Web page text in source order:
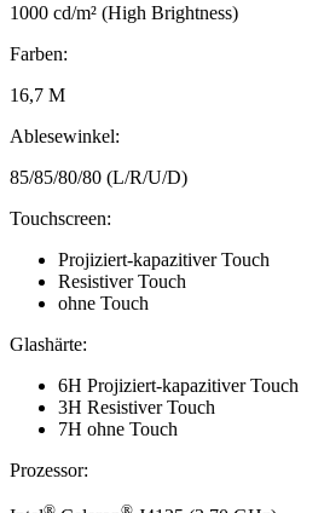
1000 cd/m² (High Brightness)
Farben:
16,7 M
Ablesewinkel:
85/85/80/80 (L/R/U/D)
Touchscreen:
Projiziert-kapazitiver Touch
Resistiver Touch
ohne Touch
Glashärte:
6H Projiziert-kapazitiver Touch
3H Resistiver Touch
7H ohne Touch
Prozessor: